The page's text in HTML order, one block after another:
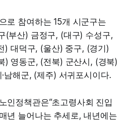
로 참여하는 15개 시군구는
(부산) 금정구, (대구) 수성구,
) 대덕구, (울산) 중구, (경기)
) 영동군, (전북) 군산시, (경북)
남해군, (제주) 서귀포시이다.
인정책관은“초고령사회 진입
년 늘어나는 추세로, 내년에는